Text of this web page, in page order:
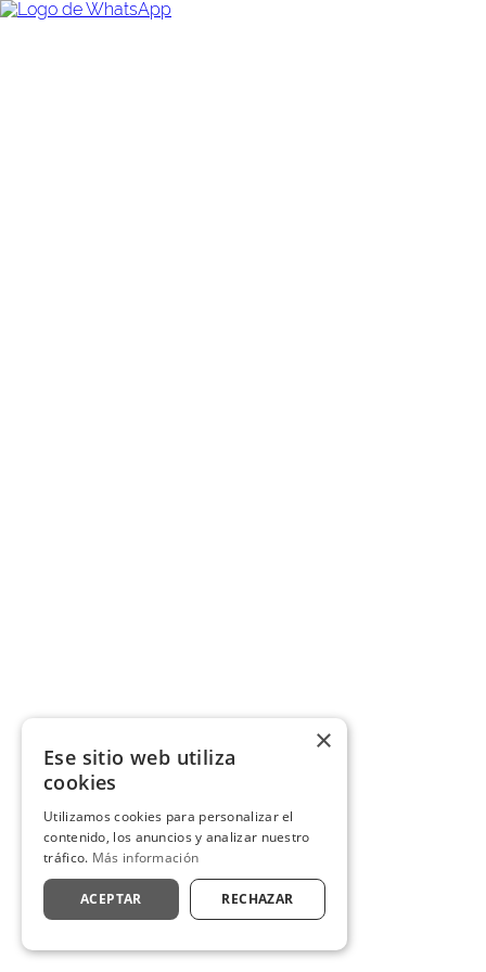
×
Ese sitio web utiliza
cookies
Utilizamos cookies para personalizar el
contenido, los anuncios y analizar nuestro
tráfico. Más información
ACEPTAR RECHAZAR